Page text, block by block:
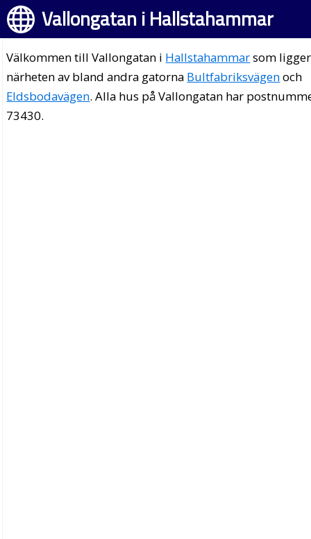
Vallongatan i Hallstahammar
Välkommen till Vallongatan i Hallstahammarsom
närheten av bland andra gatorna Bultfabriksvägenoch
Eldsbodavägen. Alla hus på Vallongatan har
73430.